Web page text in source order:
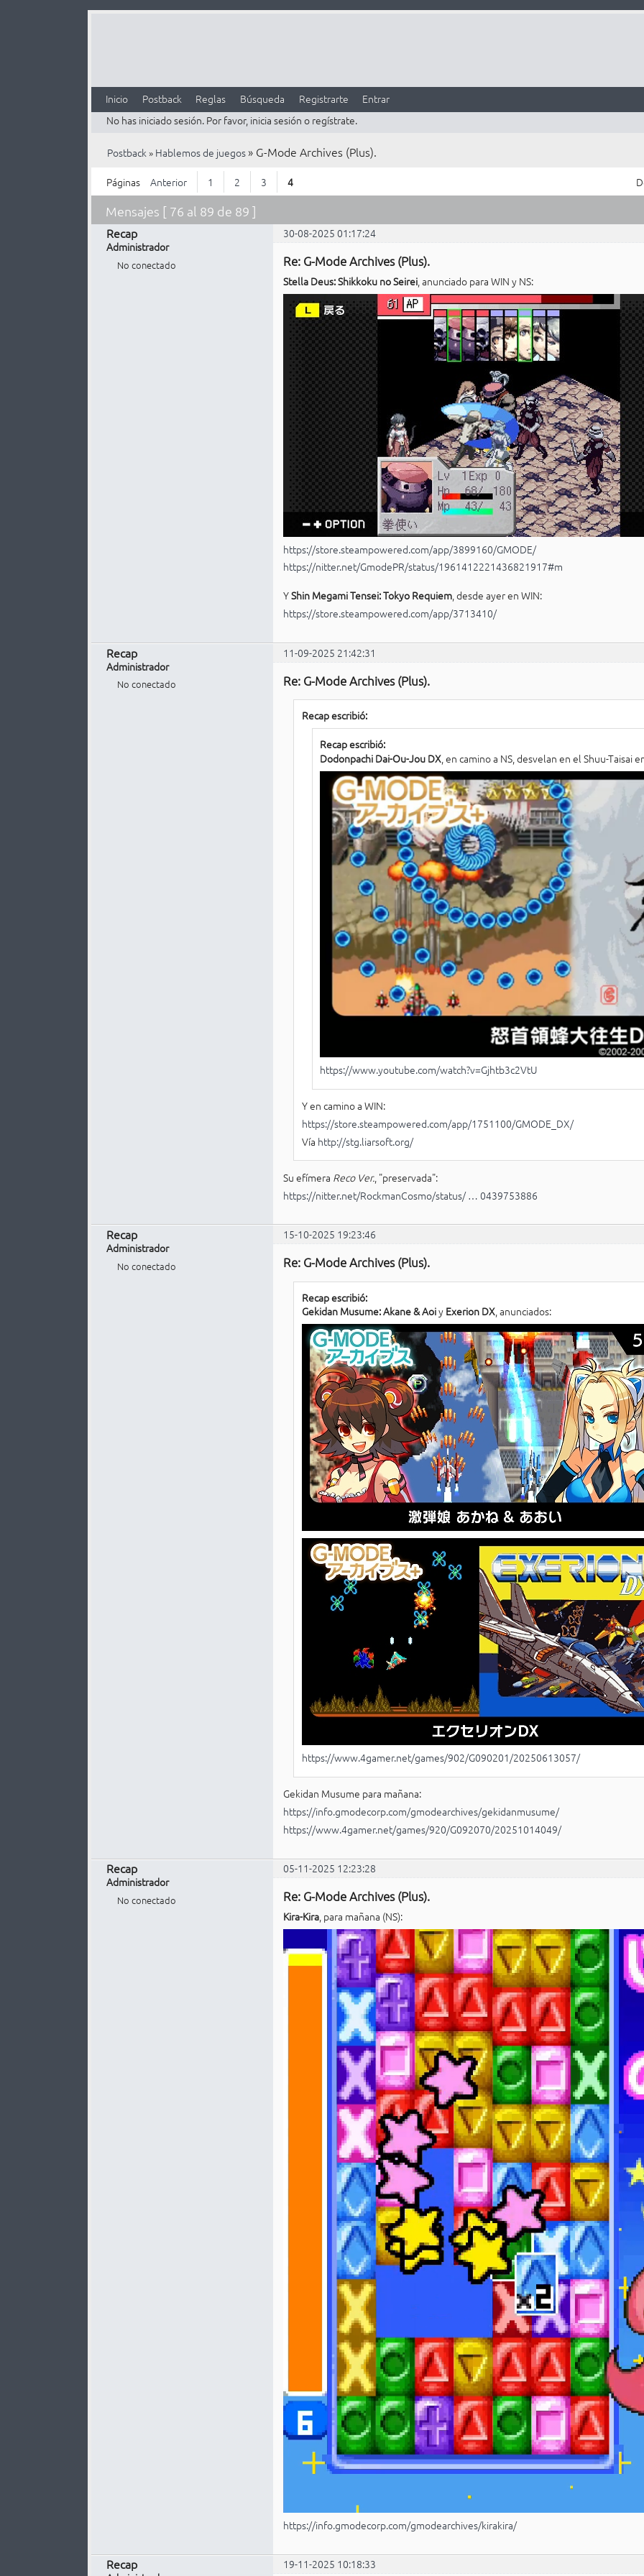
Inicio Postback Reglas Búsqueda Registrarte
Entrar
No has iniciado sesión. Por favor, inicia sesión o regístrate.
Postback» Hablemos de juegos » G-Mode Archives (Plus).
Páginas Anterior 1 2 3 4
Mensajes [ 76 al 89 de 89 ]
Recap
30-08-2025 01:17:24
Administrador
No conectado Re: G-Mode Archives (Plus).
Stella Deus: Shikkoku no Seirei , anunciado para WIN y NS:
https://store.steampowered.com/app/3899160/GMODE/
https://nitter.net/GmodePR/status/1961412221436821917#m
YShin Megami Tensei: Tokyo Requiem, desde ayer en WIN:
https://store.steampowered.com/app/3713410/
Recap
11-09-2025 21:42:31
Administrador
No conectado Re: G-Mode Archives (Plus).
Recap escribió:
Recap escribió:
Dodonpachi Dai-Ou-Jou DX, en camino a NS, desvelan en el Shuu-Taisai
https://www.youtube.com/watch?v=Gjhtb3c2VtU
Y en camino a WIN:
https://store.steampowered.com/app/1751100/GMODE_DX/
Vía http://stg.liarsoft.org/
Su efímera Reco Ver. , "preservada":
https://nitter.net/RockmanCosmo/status/ … 0439753886
Recap
15-10-2025 19:23:46
Administrador
No conectado Re: G-Mode Archives (Plus).
Recap escribió:
Gekidan Musume: Akane & Aoiy Exerion DX, anunciados:
https://www.4gamer.net/games/902/G090201/20250613057/
Gekidan Musume para mañana:
https://info.gmodecorp.com/gmodearchives/gekidanmusume/
https://www.4gamer.net/games/920/G092070/20251014049/
Recap
05-11-2025 12:23:28
Administrador
No conectado Re: G-Mode Archives (Plus).
Kira-Kira, para mañana (NS):
https://info.gmodecorp.com/gmodearchives/kirakira/
Recap
19-11-2025 10:18:33